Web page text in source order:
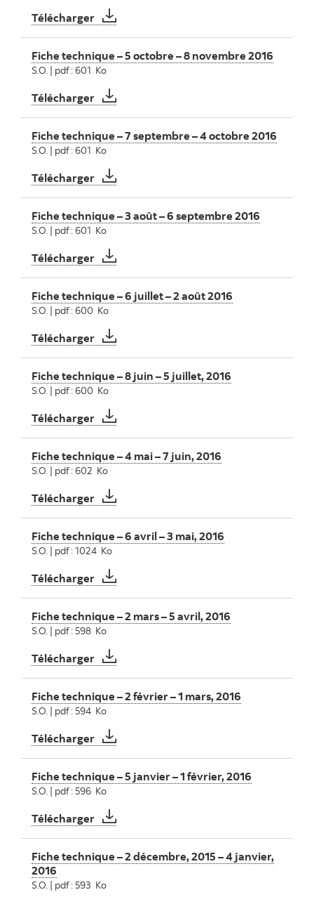
Télécharger Fiche technique – 9 novembre – 6
Fiche technique – 5 octobre – 8 novembre 2016
S.O. | pdf : 601 Ko
Télécharger Fiche technique – 5 octobre – 8 novembre
Fiche technique – 7 septembre – 4 octobre 2016
S.O. | pdf : 601 Ko
Télécharger Fiche technique – 7 septembre – 4
Fiche technique – 3 août – 6 septembre 2016
S.O. | pdf : 601 Ko
Télécharger Fiche technique – 3 août – 6 septembre
Fiche technique – 6 juillet – 2 août 2016
S.O. | pdf : 600 Ko
Télécharger Fiche technique – 6 juillet – 2 août 2016
Fiche technique – 8 juin – 5 juillet, 2016
S.O. | pdf : 600 Ko
Télécharger Fiche technique – 8 juin – 5 juillet, 2016
Fiche technique – 4 mai – 7 juin, 2016
S.O. | pdf : 602 Ko
Télécharger Fiche technique – 4 mai – 7 juin, 2016
Fiche technique – 6 avril – 3 mai, 2016
S.O. | pdf : 1024 Ko
Télécharger Fiche technique – 6 avril – 3 mai, 2016
Fiche technique – 2 mars – 5 avril, 2016
S.O. | pdf : 598 Ko
Télécharger Fiche technique – 2 mars – 5 avril, 2016
Fiche technique – 2 février – 1 mars, 2016
S.O. | pdf : 594 Ko
Télécharger Fiche technique – 2 février – 1 mars, 2016
Fiche technique – 5 janvier – 1 février, 2016
S.O. | pdf : 596 Ko
Télécharger Fiche technique – 5 janvier – 1 février,
Fiche technique – 2 décembre, 2015 – 4 janvier,
2016
S.O. | pdf : 593 Ko